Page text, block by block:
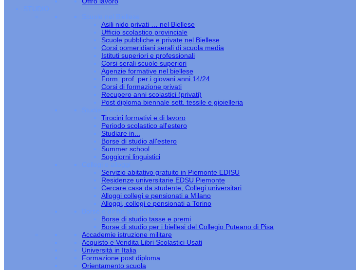
STUDIO
Scuole nel Biellese
Asili nido privati … nel Biellese
Ufficio scolastico provinciale
Scuole pubbliche e private nel Biellese
Corsi pomeridiani serali di scuola media
Istituti superiori e professionali
Corsi serali scuole superiori
Agenzie formative nel biellese
Form. prof. per i giovani anni 14/24
Corsi di formazione privati
Recupero anni scolastici (privati)
Post diploma biennale sett. tessile e gioielleria
Studiare estero
Tirocini formativi e di lavoro
Periodo scolastico all'estero
Studiare in...
Borse di studio all'estero
Summer school
Soggiorni linguistici
Collegi e alloggi
Servizio abitativo gratuito in Piemonte EDISU
Residenze universitarie EDSU Piemonte
Cercare casa da studente, Collegi universitari
Alloggi collegi e pensionati a Milano
Alloggi, collegi e pensionati a Torino
Borse e diritto allo studio
Borse di studio tasse e premi
Borse di studio per i biellesi del Collegio Puteano di Pisa
Accademie istruzione militare
Acquisto e Vendita Libri Scolastici Usati
Università in Italia
Formazione post diploma
Orientamento scuola